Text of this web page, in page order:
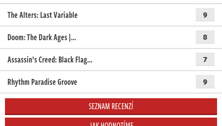
The Alters: Last Variable 9
Doom: The Dark Ages |… 8
Assassin’s Creed: Black Flag… 7
Rhythm Paradise Groove 9
SEZNAM RECENZÍ